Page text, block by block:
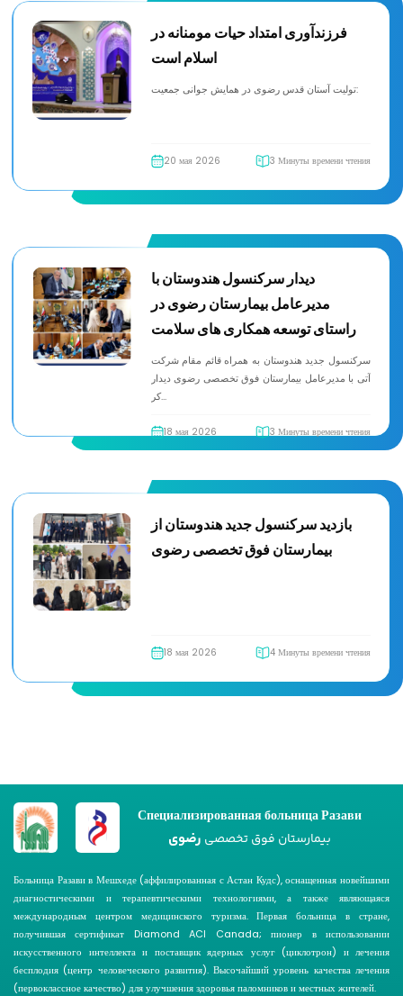
فرزندآوری امتداد حیات مومنانه در
اسلام است
تولیت آستان قدس رضوی در همایش جوانی جمعیت:
20 мая 2026 3 Минуты времени чтения
دیدار سرکنسول هندوستان با
مدیرعامل بیمارستان رضوی در
راستای توسعه همکاری های سلامت
سرکنسول جدید هندوستان به همراه قائم مقام شرکت
آتی با مدیرعامل بیمارستان فوق تخصصی رضوی دیدار
کر...
18 мая 2026 3 Минуты времени чтения
بازدید سرکنسول جدید هندوستان از
بیمارستان فوق تخصصی رضوی
18 мая 2026 4 Минуты времени чтения
Специализированная больница Разави
بیمارستان فوق تخصصی رضوی
Больница Разави в Мешхеде (аффилированная с Астан Кудс), оснащенная новейшими
диагностическими и терапевтическими технологиями, а также являющаяся
международным центром медицинского туризма. Первая больница в стране,
получившая сертификат Diamond ACI Canada; пионер в использовании
искусственного интеллекта и поставщик ядерных услуг (циклотрон) и лечения
бесплодия (центр человеческого развития). Высочайший уровень качества лечения
(первоклассное качество) для улучшения здоровья паломников и местных жителей.